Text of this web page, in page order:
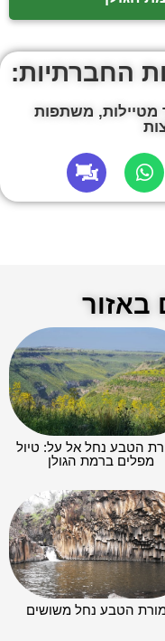
החברתיות:
משתפות
באזור
הטבע נחל אל על: טיול
מפלים ברמת הגולן
הטבע נחל משושים